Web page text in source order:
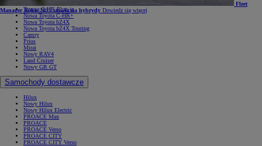
Fleet
Manager Roku 2021 stawia na hybrydy Dowiedz się więcej
Toyota C-HR Plug-in
Nowa Toyota C-HR+
Nowa Toyota bZ4X
Nowa Toyota bZ4X Touring
Camry
Prius
Mirai
Nowy RAV4
Land Cruiser
Nowy GR GT
Samochody dostawcze
Hilux
Nowy Hilux
Nowy Hilux Electric
PROACE Max
PROACE
PROACE Verso
PROACE CITY
PROACE CITY Verso